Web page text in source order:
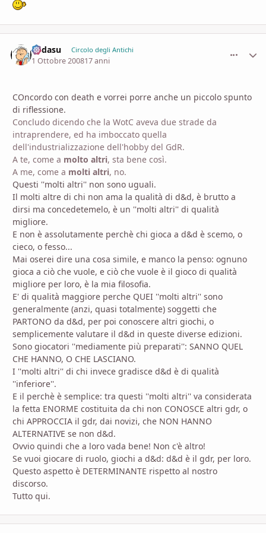
Fodasu Circolo degli Antichi
1 Ottobre 200817 anni
COncordo con death e vorrei porre anche un piccolo spunto
di riflessione.
Concludo dicendo che la WotC aveva due strade da
intraprendere, ed ha imboccato quella
dell'industrializzazione dell'hobby del GdR.
A te, come a molto altri, sta bene così.
A me, come a molti altri, no.
Questi ''molti altri'' non sono uguali.
Il molti altre di chi non ama la qualità di d&d, è brutto a
dirsi ma concedetemelo, è un ''molti altri'' di qualità
migliore.
E non è assolutamente perchè chi gioca a d&d è scemo, o
cieco, o fesso...
Mai oserei dire una cosa simile, e manco la penso: ognuno
gioca a ciò che vuole, e ciò che vuole è il gioco di qualità
migliore per loro, è la mia filosofia.
E' di qualità maggiore perche QUEI ''molti altri'' sono
generalmente (anzi, quasi totalmente) soggetti che
PARTONO da d&d, per poi conoscere altri giochi, o
semplicemente valutare il d&d in queste diverse edizioni.
Sono giocatori ''mediamente più preparati'': SANNO QUEL
CHE HANNO, O CHE LASCIANO.
I ''molti altri'' di chi invece gradisce d&d è di qualità
''inferiore''.
E il perchè è semplice: tra questi ''molti altri'' va considerata
la fetta ENORME costituita da chi non CONOSCE altri gdr, o
chi APPROCCIA il gdr, dai novizi, che NON HANNO
ALTERNATIVE se non d&d.
Ovvio quindi che a loro vada bene! Non c'è altro!
Se vuoi giocare di ruolo, giochi a d&d: d&d è il gdr, per loro.
Questo aspetto è DETERMINANTE rispetto al nostro
discorso.
Tutto qui.